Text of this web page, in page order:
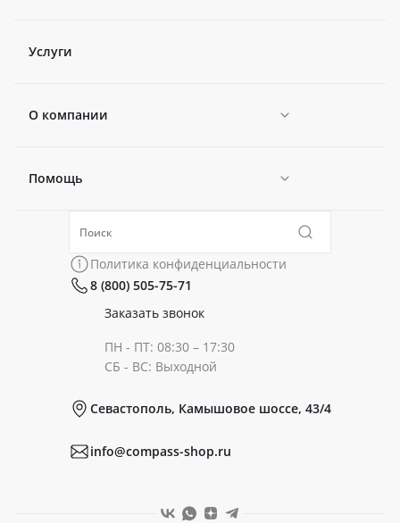
Услуги
О компании
Новости
Политика конфиденциальности
Помощь
Коллекции
Политика конфиденциальности
8 (800) 505-75-71
Заказать звонок
ПН - ПТ: 08:30 – 17:30
СБ - ВС: Выходной
Севастополь, Камышовое шоссе, 43/4
info@compass-shop.ru